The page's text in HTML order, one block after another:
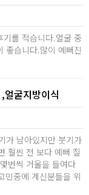
를 적습니다.얼굴 중
좋습니다.많이 예뻐진
얼굴지방이식
가 남아있지만 붓기가
훨씬 전 보다 예뻐 질
번씩 거울을 들여다
민중에 계신분들을 위